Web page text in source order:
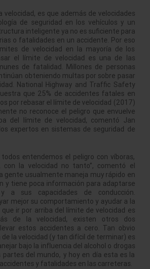
velocidad, es que además de velocidades
de seguridad en los vehículos y un
inteligente ya no es suficiente para
o fatalidades en un accidente. Por eso
de velocidad en la mayoría de los
el límite de velocidad es una de las
de fatalidad. Millones de personas
obteniendo multas por sobre pasar
National Highway and Traffic Safety
que 25% de accidentes fatales en
por rebasar el límite de velocidad (2017)
no reconoce el peligro que envuelve
del límite de velocidad, comentó Jan
expertos en sistemas de seguridad de
todos entendemos el peligro con víboras,
con la velocidad no tanto”, comentó el
gente usualmente maneja muy rápido en
y tiene poca información para adaptarse
a sus capacidades de conducción.
mejor su comportamiento y ayudar a la
ir por arriba del límite de velocidad es
de la velocidad, existen otros dos
estos accidentes a cero. Tan obvio
la velocidad (y tan difícil de terminar) es
bajo la influencia del alcohol o drogas
partes del mundo, y hoy en día esta es la
y fatalidades en las carreteras.